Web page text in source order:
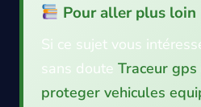
Pour aller plus loin
Si ce sujet vous
sans doute Traceur
proteger vehicules